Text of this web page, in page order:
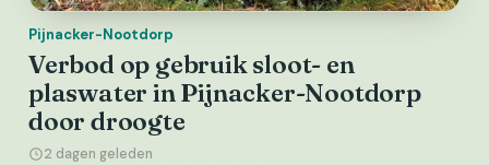
Pijnacker-Nootdorp
Verbod op gebruik sloot- en
plaswater in Pijnacker-Nootdorp
door droogte
2 dagen geleden